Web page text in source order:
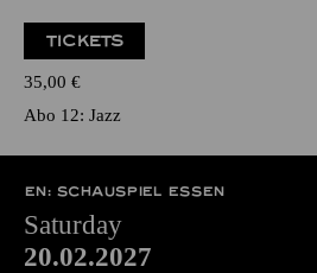
TICKETS
35,00 €
Abo 12: Jazz
EN: SCHAUSPIEL ESSEN
Saturday
20.02.2027